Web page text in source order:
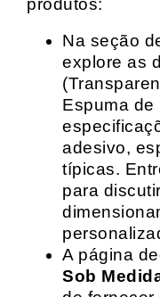
produtos:
Na seção
explore as
Espuma de
adesivo,
típicas.
para
A página
Sob